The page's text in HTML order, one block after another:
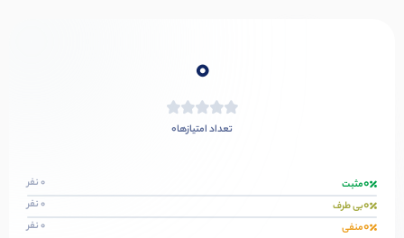
0
تعداد امتیازها0
0مثبت 0 نفر
0بی طرف 0 نفر
0منفی 0 نفر